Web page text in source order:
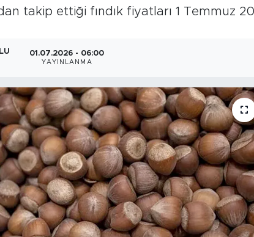
takip ettiği fındık fiyatları 1 Temmuz
01.07.2026 - 06:00
YAYINLANMA